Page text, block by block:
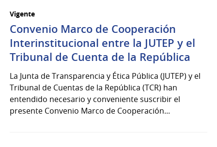
Vigente
Convenio Marco de Cooperación
Interinstitucional entre la JUTEP y el
Tribunal de Cuenta de la República
La Junta de Transparencia y Ética Pública (JUTEP) y el
Tribunal de Cuentas de la República (TCR) han
entendido necesario y conveniente suscribir el
presente Convenio Marco de Cooperación...